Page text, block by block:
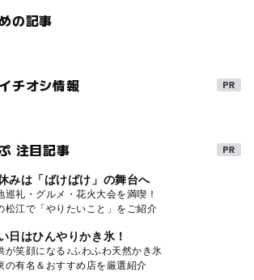
の記事
チオシ情報
注目記事
みは「ばけばけ」の舞台へ
巡礼・グルメ・花火大会を満喫！
松江で「やりたいこと」をご紹介
日はひんやりかき氷！
が笑顔になる♪ふわふわ天然かき氷
の有名＆おすすめ店を厳選紹介